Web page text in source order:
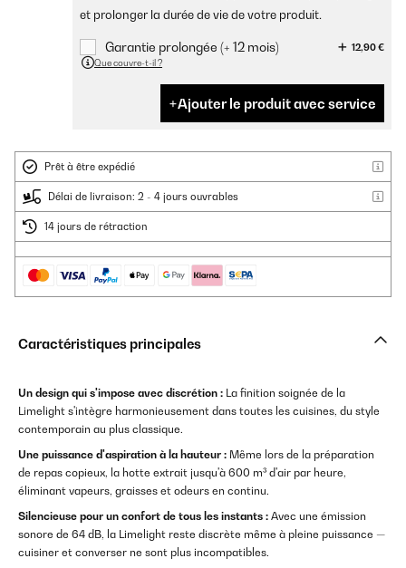
et prolonger la durée de vie de votre produit.
Garantie prolongée (+ 12 mois)
12,90 €
Que couvre-t-il ?
Ajouter le produit avec service
Prêt à être expédié
Délai de livraison: 2 - 4 jours ouvrables
14 jours de rétraction
Caractéristiques principales
Un design qui s'impose avec discrétion : La finition soignée de la
Limelight s'intègre harmonieusement dans toutes les cuisines, du style
contemporain au plus classique.
Une puissance d'aspiration à la hauteur : Même lors de la préparation
de repas copieux, la hotte extrait jusqu'à 600 m³ d'air par heure,
éliminant vapeurs, graisses et odeurs en continu.
Silencieuse pour un confort de tous les instants : Avec une émission
sonore de 64 dB, la Limelight reste discrète même à pleine puissance —
cuisiner et converser ne sont plus incompatibles.